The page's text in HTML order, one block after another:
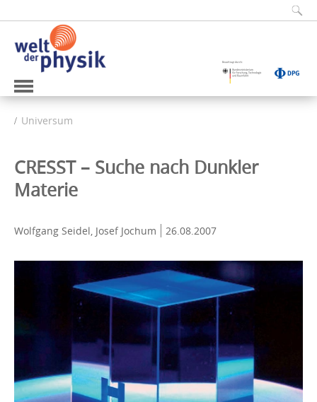
Universum
CRESST – Suche nach Dunkler
Materie
Wolfgang Seidel, Josef Jochum 26.08.2007